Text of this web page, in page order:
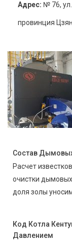
Адрес: № 76,
провинция
Состав
Расчет
очистки
доля золы
Код Котла
Давлением